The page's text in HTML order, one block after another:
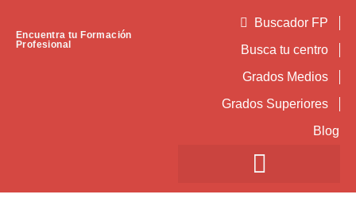
Encuentra tu Formación
Profesional
Buscador FP
Busca tu centro
Grados Medios
Grados Superiores
Blog